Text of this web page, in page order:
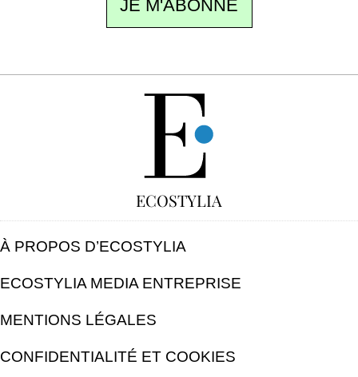
JE M'ABONNE
ECOSTYLIA
À PROPOS D’ECOSTYLIA
ECOSTYLIA MEDIA ENTREPRISE
MENTIONS LÉGALES
CONFIDENTIALITÉ ET COOKIES